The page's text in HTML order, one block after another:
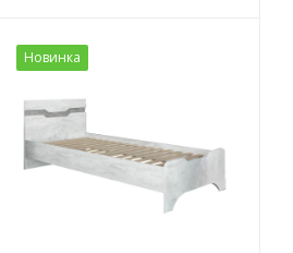
Новинка